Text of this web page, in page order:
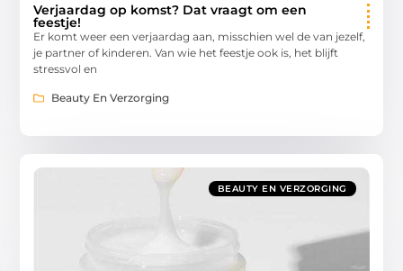
Verjaardag op komst? Dat vraagt om een
feestje!
Er komt weer een verjaardag aan, misschien wel de van jezelf,
je partner of kinderen. Van wie het feestje ook is, het blijft
stressvol en
Beauty En Verzorging
BEAUTY EN VERZORGING